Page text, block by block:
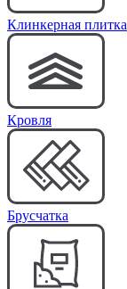
Клинкерная плитка
Кровля
Брусчатка